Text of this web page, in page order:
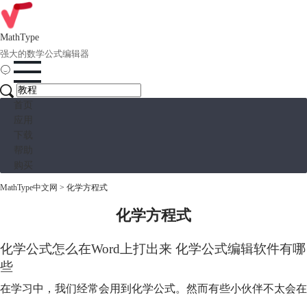
MathType
强大的数学公式编辑器
MathType中文网 > 化学方程式
化学方程式
化学公式怎么在Word上打出来 化学公式编辑软件有哪
些
在学习中，我们经常会用到化学公式。然而有些小伙伴不太会在